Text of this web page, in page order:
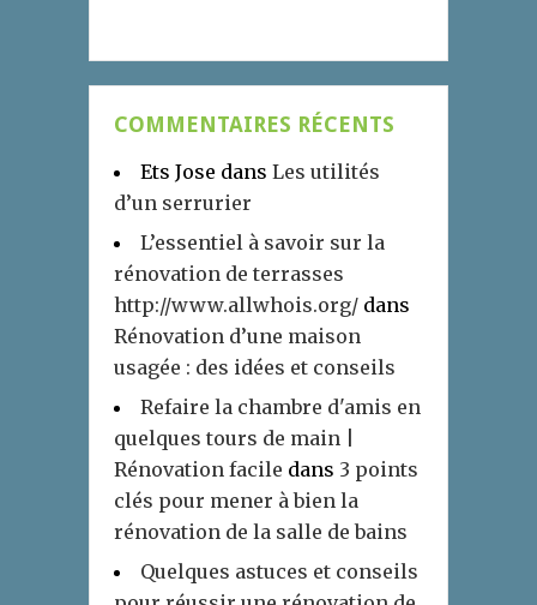
COMMENTAIRES RÉCENTS
Ets Jose dans Les utilités
d’un serrurier
L’essentiel à savoir sur la
rénovation de terrasses
http://www.allwhois.org/ dans
Rénovation d’une maison
usagée : des idées et conseils
Refaire la chambre d'amis en
quelques tours de main |
Rénovation facile dans 3 points
clés pour mener à bien la
rénovation de la salle de bains
Quelques astuces et conseils